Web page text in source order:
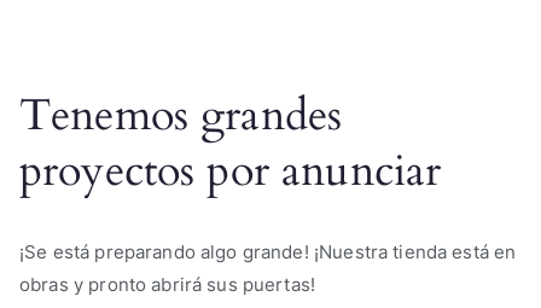
Tenemos grandes
proyectos por anunciar
¡Se está preparando algo grande! ¡Nuestra tienda está en
obras y pronto abrirá sus puertas!